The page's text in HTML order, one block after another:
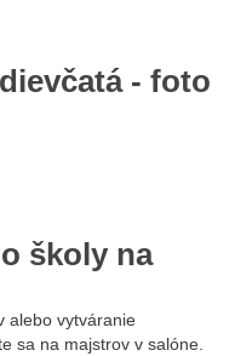
- foto
školy na
alebo vytváranie
sa na majstrov v salóne.